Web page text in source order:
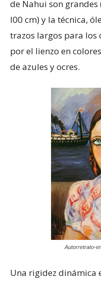
de Nahui son grandes
l00 cm) y la técnica,
trazos largos para los
por el lienzo en
de azules y ocres.
Autorretrato-
Una rigidez dinámica